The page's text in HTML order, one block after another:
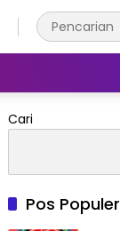
Cari
Pos Populer